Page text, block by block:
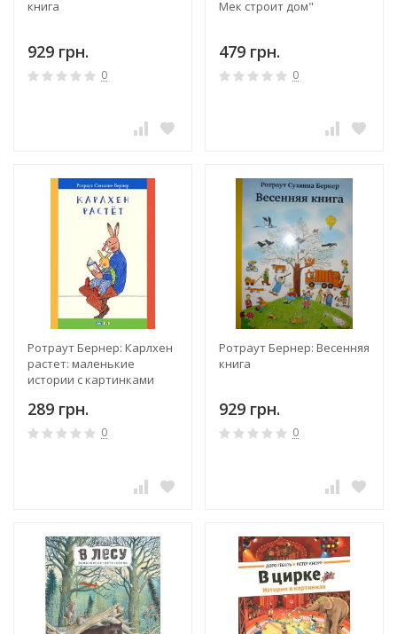
книга
929 грн.
0
Мек строит дом"
479 грн.
0
Ротраут Бернер: Карлхен
растет: маленькие
истории с картинками
289 грн.
0
Ротраут Бернер: Весенняя
книга
929 грн.
0